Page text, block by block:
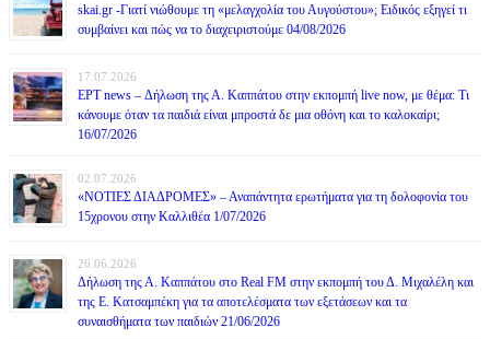
skai.gr -Γιατί νιώθουμε τη «μελαγχολία του Αυγούστου»; Ειδικός εξηγεί τι
συμβαίνει και πώς να το διαχειριστούμε 04/08/2026
17.07.2026
ΕΡΤ news – Δήλωση της Α. Καππάτου στην εκπομπή live now, με θέμα: Τι
κάνουμε όταν τα παιδιά είναι μπροστά δε μια οθόνη και το καλοκαίρι;
16/07/2026
02.07.2026
«ΝΟΤΙΕΣ ΔΙΑΔΡΟΜΕΣ» – Αναπάντητα ερωτήματα για τη δολοφονία του
15χρονου στην Καλλιθέα 1/07/2026
26.06.2026
Δήλωση της Α. Καππάτου στο Real FM στην εκπομπή του Δ. Μιχαλέλη και
της Ε. Κατσαμπέκη για τα αποτελέσματα των εξετάσεων και τα
συναισθήματα των παιδιών 21/06/2026